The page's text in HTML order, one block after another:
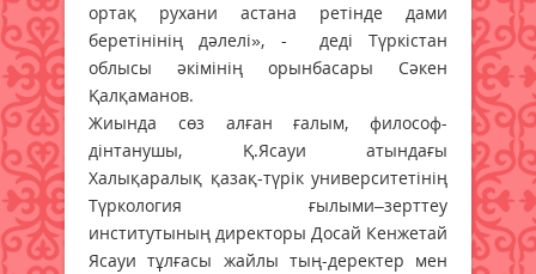
ортақ рухани астана ретінде дами
беретінінің дәлелі», - деді Түркістан
облысы әкімінің орынбасары Сәкен
Қалқаманов.
Жиында сөз алған ғалым, философ-
дінтанушы, Қ.Ясауи атындағы
Халықаралық қазақ-түрік университетінің
Түркология ғылыми–зерттеу
институтының директоры Досай Кенжетай
Ясауи тұлғасы жайлы тың-деректер мен